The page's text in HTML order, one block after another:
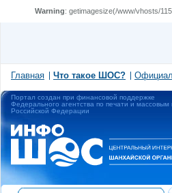
Warning: getimagesize(/www/vhosts/
Главная Что такое ШОС?
Портал создан при финансовой поддержке
Федерального агентства по печати и массовым
Российской Федерации